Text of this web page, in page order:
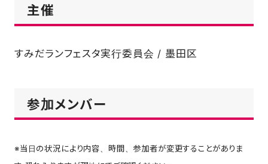
主催
すみだランフェスタ実行委員会 / 墨田区
参加メンバー
※当日の状況により内容、時間、参加者が変更することがありま